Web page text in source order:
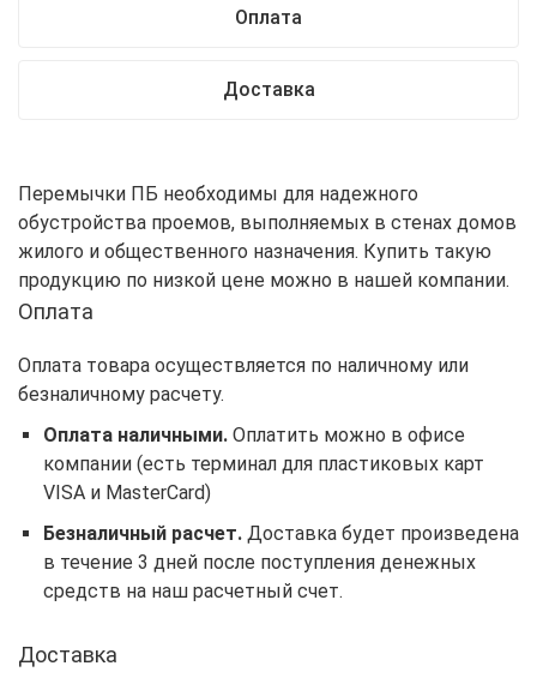
Оплата
Доставка
Перемычки ПБ необходимы для надежного
обустройства проемов, выполняемых в стенах домов
жилого и общественного назначения. Купить такую
продукцию по низкой цене можно в нашей компании.
Оплата
Оплата товара осуществляется по наличному или
безналичному расчету.
Оплата наличными.Оплатить можно в офисе
компании (есть терминал для пластиковых карт
VISA и MasterCard)
Безналичный расчет.Доставка будет произведена
в течение 3 дней после поступления денежных
средств на наш расчетный счет.
Доставка